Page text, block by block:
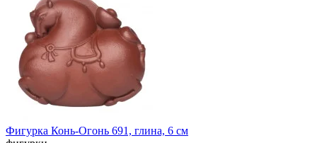
Фигурка Конь-Огонь 691, глина, 6 см